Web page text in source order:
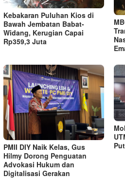
Kebakaran Puluhan Kios di
Bawah Jembatan Babat-
Widang, Kerugian Capai
Rp359,3 Juta
PMII DIY Naik Kelas, Gus
Hilmy Dorong Penguatan
Advokasi Hukum dan
Digitalisasi Gerakan